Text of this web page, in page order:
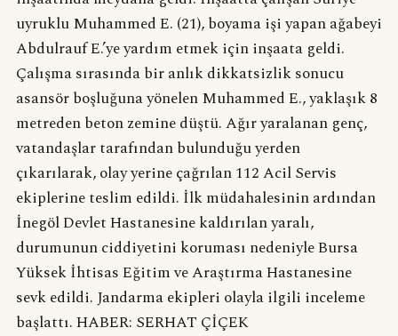
uyruklu Muhammed E. (21), boyama işi yapan ağabeyi
Abdulrauf E.’ye yardım etmek için inşaata geldi.
Çalışma sırasında bir anlık dikkatsizlik sonucu
asansör boşluğuna yönelen Muhammed E., yaklaşık 8
metreden beton zemine düştü. Ağır yaralanan genç,
vatandaşlar tarafından bulunduğu yerden
çıkarılarak, olay yerine çağrılan 112 Acil Servis
ekiplerine teslim edildi. İlk müdahalesinin ardından
İnegöl Devlet Hastanesine kaldırılan yaralı,
durumunun ciddiyetini koruması nedeniyle Bursa
Yüksek İhtisas Eğitim ve Araştırma Hastanesine
sevk edildi. Jandarma ekipleri olayla ilgili inceleme
başlattı. HABER: SERHAT ÇİÇEK